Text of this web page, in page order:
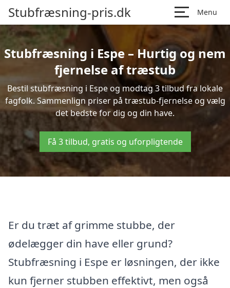
Stubfræsning-pris.dk Menu
Stubfræsning i Espe – Hurtig og nem
fjernelse af træstub
Bestil stubfræsning i Espe og modtag 3 tilbud fra lokale
fagfolk. Sammenlign priser på træstub-fjernelse og vælg
det bedste for dig og din have.
Få 3 tilbud, gratis og uforpligtende
Er du træt af grimme stubbe, der
ødelægger din have eller grund?
Stubfræsning i Espe er løsningen, der ikke
kun fjerner stubben effektivt, men også